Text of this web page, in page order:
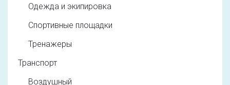
Одежда и экипировка
Спортивные площадки
Тренажеры
Транспорт
Воздушный